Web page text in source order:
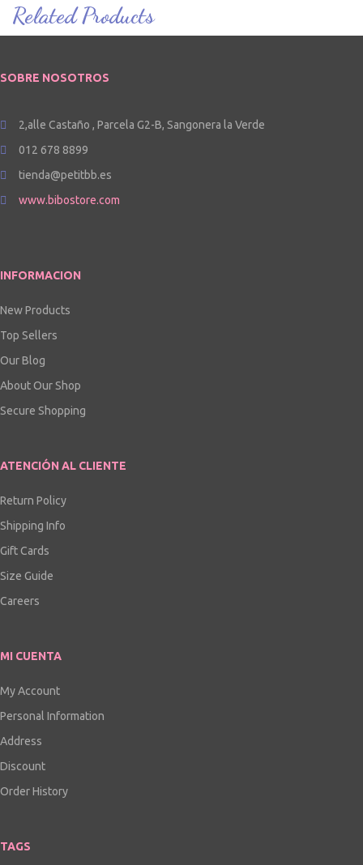
Related Products
SOBRE NOSOTROS
2,alle Castaño , Parcela G2-B, Sangonera la Verde
012 678 8899
tienda@petitbb.es
www.bibostore.com
INFORMACION
New Products
Top Sellers
Our Blog
About Our Shop
Secure Shopping
ATENCIÓN AL CLIENTE
Return Policy
Shipping Info
Gift Cards
Size Guide
Careers
MI CUENTA
My Account
Personal Information
Address
Discount
Order History
TAGS